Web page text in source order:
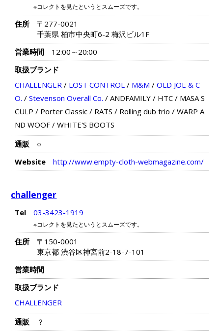
※コレクトを見たというとスムーズです。
住所
〒277-0021
千葉県 柏市中央町6-2 梅沢ビル1F
営業時間
12:00～20:00
取扱ブランド
CHALLENGER/ LOST CONTROL/ M&M / OLD JOE & C
O. / Stevenson Overall Co. / ANDFAMILY/ HTC/ MASA S
CULP / Porter Classic/ RATS / Rolling dub trio / WARP A
ND WOOF/ WHITE'S BOOTS
通販
○
Website
http://www.empty-cloth-webmagazine.com/
challenger
Tel 03-3423-1919
※コレクトを見たというとスムーズです。
住所
〒150-0001
東京都 渋谷区神宮前2-18-7-101
営業時間
取扱ブランド
CHALLENGER
通販
？